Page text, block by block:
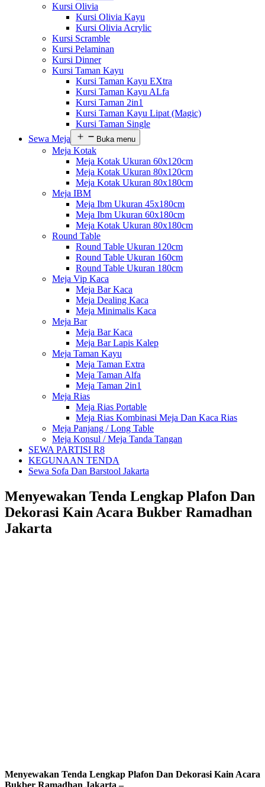
Kursi Olivia
Kursi Olivia Kayu
Kursi Olivia Acrylic
Kursi Scramble
Kursi Pelaminan
Kursi Dinner
Kursi Taman Kayu
Kursi Taman Kayu EXtra
Kursi Taman Kayu ALfa
Kursi Taman 2in1
Kursi Taman Kayu Lipat (Magic)
Kursi Taman Single
Sewa Meja
Buka menu
Meja Kotak
Meja Kotak Ukuran 60x120cm
Meja Kotak Ukuran 80x120cm
Meja Kotak Ukuran 80x180cm
Meja IBM
Meja Ibm Ukuran 45x180cm
Meja Ibm Ukuran 60x180cm
Meja Kotak Ukuran 80x180cm
Round Table
Round Table Ukuran 120cm
Round Table Ukuran 160cm
Round Table Ukuran 180cm
Meja Vip Kaca
Meja Bar Kaca
Meja Dealing Kaca
Meja Minimalis Kaca
Meja Bar
Meja Bar Kaca
Meja Bar Lapis Kalep
Meja Taman Kayu
Meja Taman Extra
Meja Taman Alfa
Meja Taman 2in1
Meja Rias
Meja Rias Portable
Meja Rias Kombinasi Meja Dan Kaca Rias
Meja Panjang / Long Table
Meja Konsul / Meja Tanda Tangan
SEWA PARTISI R8
KEGUNAAN TENDA
Sewa Sofa Dan Barstool Jakarta
Menyewakan Tenda Lengkap Plafon Dan
Dekorasi Kain Acara Bukber Ramadhan
Jakarta
Menyewakan Tenda Lengkap Plafon Dan Dekorasi Kain Acara
Bukber Ramadhan Jakarta –